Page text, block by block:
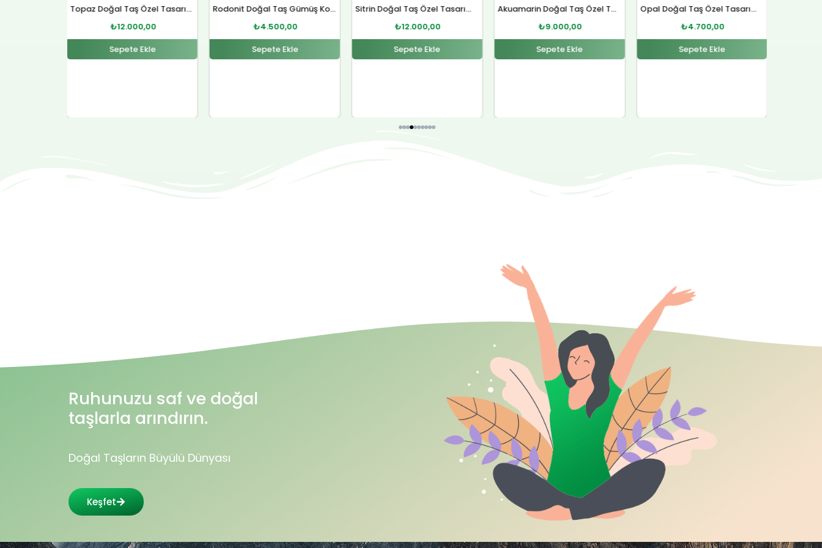
Rodonit Doğal Taş Gümüş Kolye
₺4.500,00
Sepete Ekle
Sitrin Doğal Taş Özel Tasarım Gümüş Kolye
₺12.000,00
Sepete Ekle
Akuamarin Doğal Taş Özel Tasarım Gümüş Bileklik
₺9.000,00
Sepete Ekle
Opal Doğal Taş Özel Tasarım Gümüş Bileklik
₺4.700,00
Sepete Ekle
Lal Doğal Taş Gümüş Yüzük
₺4.500,00
Sepete Ekle
Ruhunuzu saf ve doğal
taşlarla arındırın.
Doğal Taşların Büyülü Dünyası
Keşfet